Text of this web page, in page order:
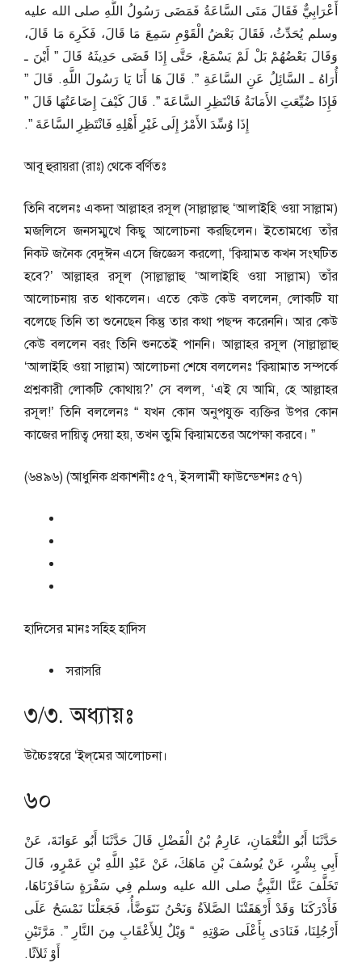
أَعْرَابِيٌّ فَقَالَ مَتَى السَّاعَةُ فَمَضَى رَسُولُ اللَّهِ صلى الله عليه
وسلم يُحَدِّثُ، فَقَالَ بَعْضُ الْقَوْمِ سَمِعَ مَا قَالَ، فَكَرِهَ مَا قَالَ،
وَقَالَ بَعْضُهُمْ بَلْ لَمْ يَسْمَعْ، حَتَّى إِذَا قَضَى حَدِيثَهُ قَالَ ‏”‏ أَيْنَ ـ
أُرَاهُ ـ السَّائِلُ عَنِ السَّاعَةِ ‏”‏‏.‏ قَالَ هَا أَنَا يَا رَسُولَ اللَّهِ‏.‏ قَالَ ‏”‏
فَإِذَا ضُيِّعَتِ الأَمَانَةُ فَانْتَظِرِ السَّاعَةَ ‏”‏‏.‏ قَالَ كَيْفَ إِضَاعَتُهَا قَالَ ‏”‏
إِذَا وُسِّدَ الأَمْرُ إِلَى غَيْرِ أَهْلِهِ فَانْتَظِرِ السَّاعَةَ ‏”‏‏.‏
আবূ হুরায়রা (রাঃ) থেকে বর্ণিতঃ
তিনি বলেনঃ একদা আল্লাহর রসূল (সাল্লাল্লাহু ‘আলাইহি ওয়া সাল্লাম)
মজলিসে জনসম্মুখে কিছু আলোচনা করছিলেন। ইতোমধ্যে তাঁর
নিকট জনৈক বেদুঈন এসে জিজ্ঞেস করলো, ‘ক্বিয়ামত কখন সংঘটিত
হবে?’ আল্লাহর রসূল (সাল্লাল্লাহু ‘আলাইহি ওয়া সাল্লাম) তাঁর
আলোচনায় রত থাকলেন। এতে কেউ কেউ বললেন, লোকটি যা
বলেছে তিনি তা শুনেছেন কিন্তু তার কথা পছন্দ করেননি। আর কেউ
কেউ বললেন বরং তিনি শুনতেই পাননি। আল্লাহর রসূল (সাল্লাল্লাহু
‘আলাইহি ওয়া সাল্লাম) আলোচনা শেষে বললেনঃ ‘ক্বিয়ামাত সম্পর্কে
প্রশ্নকারী লোকটি কোথায়?’ সে বলল, ‘এই যে আমি, হে আল্লাহর
রসূল!’ তিনি বললেনঃ “ যখন কোন অনুপযুক্ত ব্যক্তির উপর কোন
কাজের দায়িত্ব দেয়া হয়, তখন তুমি ক্বিয়ামতের অপেক্ষা করবে। ”
(৬৪৯৬) (আধুনিক প্রকাশনীঃ ৫৭, ইসলামী ফাউন্ডেশনঃ ৫৭)
হাদিসের মানঃসহিহ হাদিস
সরাসরি
৩/৩. অধ্যায়ঃ
উচ্চৈঃস্বরে ‘ইল্‌মের আলোচনা।
৬০
حَدَّثَنَا أَبُو النُّعْمَانِ، عَارِمُ بْنُ الْفَضْلِ قَالَ حَدَّثَنَا أَبُو عَوَانَةَ، عَنْ
أَبِي بِشْرٍ، عَنْ يُوسُفَ بْنِ مَاهَكَ، عَنْ عَبْدِ اللَّهِ بْنِ عَمْرٍو، قَالَ
تَخَلَّفَ عَنَّا النَّبِيُّ صلى الله عليه وسلم فِي سَفْرَةٍ سَافَرْنَاهَا،
فَأَدْرَكَنَا وَقَدْ أَرْهَقَتْنَا الصَّلاَةُ وَنَحْنُ نَتَوَضَّأُ، فَجَعَلْنَا نَمْسَحُ عَلَى
أَرْجُلِنَا، فَنَادَى بِأَعْلَى صَوْتِهِ ‏ “‏ وَيْلٌ لِلأَعْقَابِ مِنَ النَّارِ ‏”‏‏.‏ مَرَّتَيْنِ
أَوْ ثَلاَثًا‏.‏